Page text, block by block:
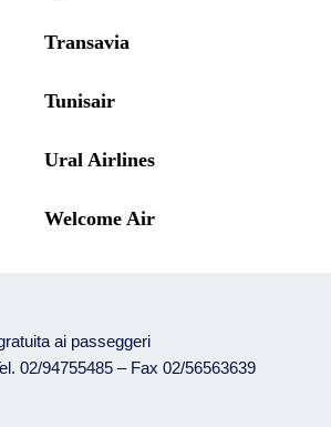
Transavia
Tunisair
Ural Airlines
Welcome Air
ai passeggeri
02/94755485 – Fax 02/56563639